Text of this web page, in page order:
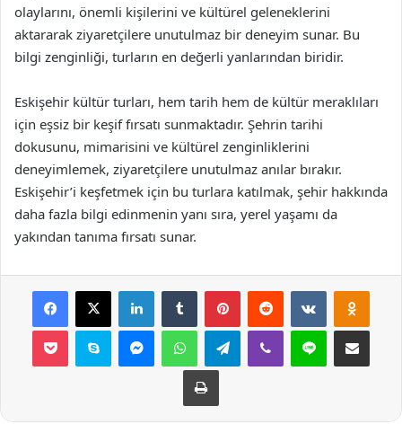
olaylarını, önemli kişilerini ve kültürel geleneklerini
aktararak ziyaretçilere unutulmaz bir deneyim sunar. Bu
bilgi zenginliği, turların en değerli yanlarından biridir.
Eskişehir kültür turları, hem tarih hem de kültür meraklıları
için eşsiz bir keşif fırsatı sunmaktadır. Şehrin tarihi
dokusunu, mimarisini ve kültürel zenginliklerini
deneyimlemek, ziyaretçilere unutulmaz anılar bırakır.
Eskişehir’i keşfetmek için bu turlara katılmak, şehir hakkında
daha fazla bilgi edinmenin yanı sıra, yerel yaşamı da
yakından tanıma fırsatı sunar.
Facebook
X LinkedInTumblr PinterestReddit VKontakte
Pocket Skype MessengerWhatsAppTelegramViber Line E-Posta ile
Yazdır